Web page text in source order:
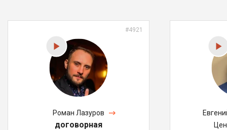
#4921
Роман Лазуров
договорная